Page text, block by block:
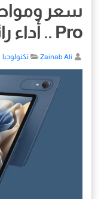
Pro .. أداء رائد وشاشة عملاقة
Zainab Ali تكنولوجيا